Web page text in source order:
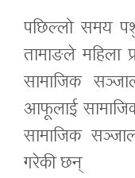
पछिल्लो समय
तामाङले महिला
सामाजिक
आफूलाई
सामाजिक
गरेकी छन्